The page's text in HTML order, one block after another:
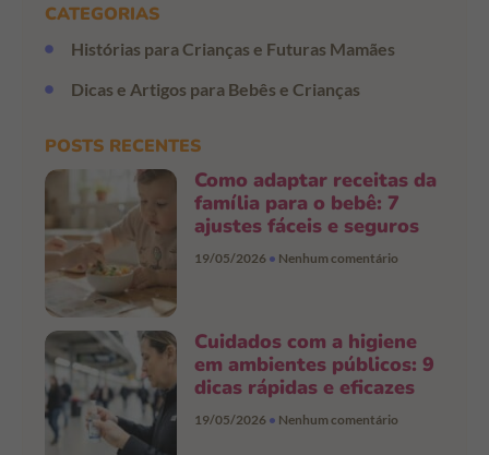
CATEGORIAS
Histórias para Crianças e Futuras Mamães
Dicas e Artigos para Bebês e Crianças
POSTS RECENTES
Como adaptar receitas da
família para o bebê: 7
ajustes fáceis e seguros
19/05/2026 Nenhum comentário
Cuidados com a higiene
em ambientes públicos: 9
dicas rápidas e eficazes
19/05/2026 Nenhum comentário